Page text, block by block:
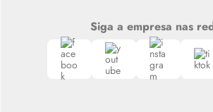
Siga a empresa nas